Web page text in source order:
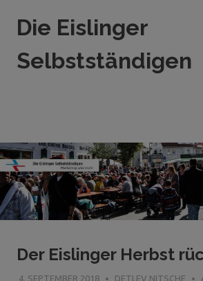
InhaltDie Eislinger
Selbstständigen
in
Hande,
Handwerk
und
Dienstleistung
Der Eislinger Herbst
4. SEPTEMBER 2018 DETLEV NITSCHE